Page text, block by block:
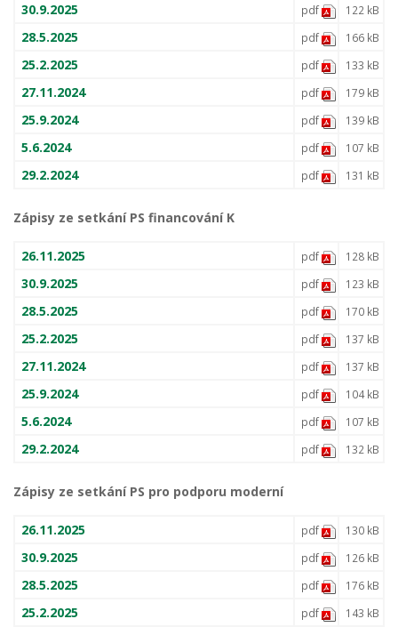
30.9.2025 pdf 122 kB
28.5.2025 pdf 166 kB
25.2.2025 pdf 133 kB
27.11.2024 pdf 179 kB
25.9.2024 pdf 139 kB
5.6.2024 pdf 107 kB
29.2.2024 pdf 131 kB
Zápisy ze setkání PS financování K
26.11.2025 pdf 128 kB
30.9.2025 pdf 123 kB
28.5.2025 pdf 170 kB
25.2.2025 pdf 137 kB
27.11.2024 pdf 137 kB
25.9.2024 pdf 104 kB
5.6.2024 pdf 107 kB
29.2.2024 pdf 132 kB
Zápisy ze setkání PS pro podporu moderní
26.11.2025 pdf 130 kB
30.9.2025 pdf 126 kB
28.5.2025 pdf 176 kB
25.2.2025 pdf 143 kB